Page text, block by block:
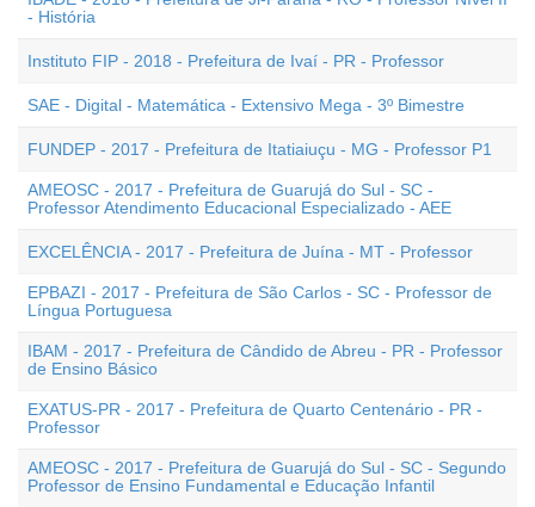
- História
Instituto FIP - 2018 - Prefeitura de Ivaí - PR - Professor
SAE - Digital - Matemática - Extensivo Mega - 3º Bimestre
FUNDEP - 2017 - Prefeitura de Itatiaiuçu - MG - Professor P1
AMEOSC - 2017 - Prefeitura de Guarujá do Sul - SC -
Professor Atendimento Educacional Especializado - AEE
EXCELÊNCIA - 2017 - Prefeitura de Juína - MT - Professor
EPBAZI - 2017 - Prefeitura de São Carlos - SC - Professor de
Língua Portuguesa
IBAM - 2017 - Prefeitura de Cândido de Abreu - PR - Professor
de Ensino Básico
EXATUS-PR - 2017 - Prefeitura de Quarto Centenário - PR -
Professor
AMEOSC - 2017 - Prefeitura de Guarujá do Sul - SC - Segundo
Professor de Ensino Fundamental e Educação Infantil